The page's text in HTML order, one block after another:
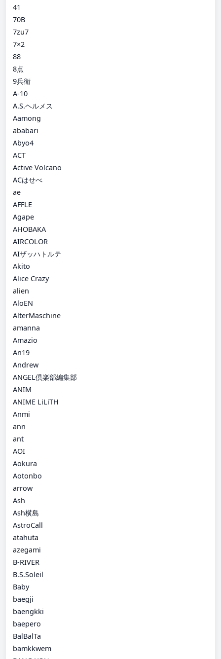
41
70B
7zu7
7×2
88
8点
9兵衛
A-10
A.S.ヘルメス
Aamong
ababari
Abyo4
ACT
Active Volcano
ACはせべ
ae
AFFLE
Agape
AHOBAKA
AIRCOLOR
AIザッハトルテ
Akito
Alice Crazy
alien
AloEN
AlterMaschine
amanna
Amazio
An19
Andrew
ANGEL倶楽部編集部
ANIM
ANIME LiLiTH
Anmi
ann
ant
AOI
Aokura
Aotonbo
arrow
Ash
Ash横島
AstroCall
atahuta
azegami
B-RIVER
B.S.Soleil
Baby
baegji
baengkki
baepero
BalBalTa
bamkkwem